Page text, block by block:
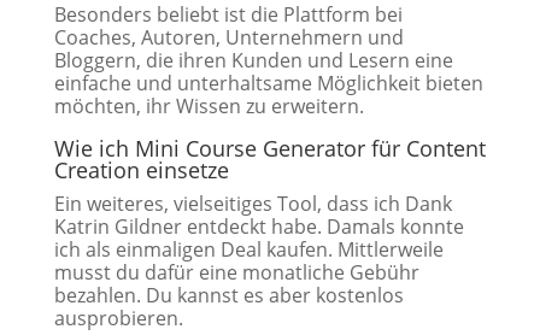
Besonders beliebt ist die Plattform bei
Coaches, Autoren, Unternehmern und
Bloggern, die ihren Kunden und Lesern eine
einfache und unterhaltsame Möglichkeit bieten
möchten, ihr Wissen zu erweitern.
Wie ich Mini Course Generator für Content
Creation einsetze
Ein weiteres, vielseitiges Tool, dass ich Dank
Katrin Gildner entdeckt habe. Damals konnte
ich als einmaligen Deal kaufen. Mittlerweile
musst du dafür eine monatliche Gebühr
bezahlen. Du kannst es aber kostenlos
ausprobieren.